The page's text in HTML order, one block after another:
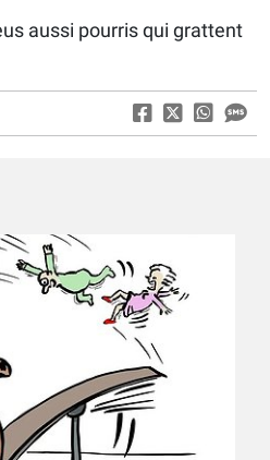
aussi pourris qui grattent